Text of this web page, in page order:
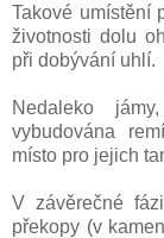
Takové umístění
životnosti dolu
při dobývání uhlí.
Nedaleko
vybudována
místo pro jejich
V závěrečné
překopy (v